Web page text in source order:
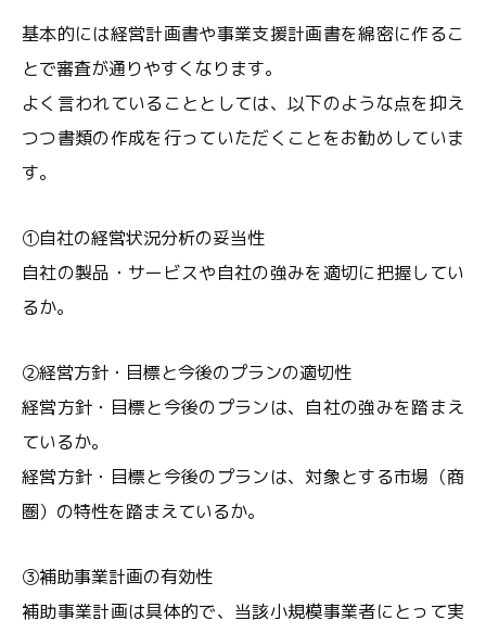
基本的には経営計画書や事業支援計画書を綿密に作るこ
とで審査が通りやすくなります。
よく言われていることとしては、以下のような点を抑え
つつ書類の作成を行っていただくことをお勧めしていま
す。
①自社の経営状況分析の妥当性
自社の製品・サービスや自社の強みを適切に把握してい
るか。
②経営方針・目標と今後のプランの適切性
経営方針・目標と今後のプランは、自社の強みを踏まえ
ているか。
経営方針・目標と今後のプランは、対象とする市場（商
圏）の特性を踏まえているか。
③補助事業計画の有効性
補助事業計画は具体的で、当該小規模事業者にとって実